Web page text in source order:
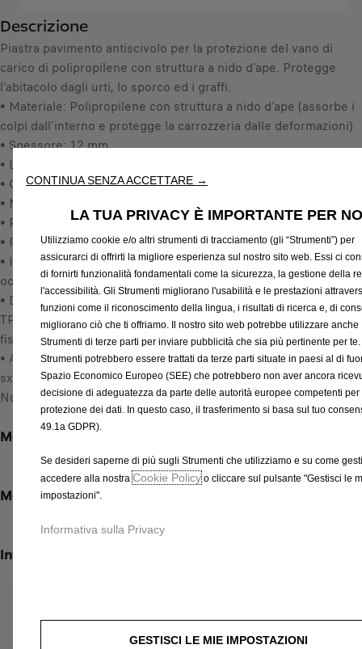
4
€
I
V
A
i
n
l
U
p
d
a
t
e
d
t
:
Descrizione
Piastra pavimento antiscivolo per la protezione del vano di
carico di polipropilene con struttura a nido d'ape. Protegge
l'abitacolo dagli urti, lo sporco ed i graffi.
• Materiale: Polipropilene con struttura a nido d'ape (assorbe i
colpi dall'interno e protegge la carrozzeria dalle deformazioni)
• Spessore: 12 mm
• Look e struttura: antisdrucciolo
• Colore: Nero
• Non si rompe, non si sfilaccia ai bordi
• Resistente all'acqua, quindi facile da pulire
• Preforatura per avvitamento facile e veloce
• Inclusi i listelli di soglia in alluminio e le piastre per gli
occhielli di fissaggio
• Dotaizone: Piastra pavimento con rivestimento antiscivolo
TPO; cunei sotto il pavimento per un fissaggio migliore, 1 kit di
fissaggio, istruzioni di montaggio
• Adatto per la versione cabinata L2 con due porte scorrevoli
sx/dx.
Nota: non adatto per i veicoli con portellone posteriore.
Metodi di pagamento
Metodi di spedizione e restituzione
Informazioni per l'installazione
Prodotti correlati a questo articolo
Potresti essere interessato a questi prodotti correlati
CONTINUA SENZA ACCETTARE →
LA TUA PRIVACY È IMPORTANTE PER
Utilizziamo cookie e/o altri strumenti di tracciamento (gli “Strumenti”) per
assicurarci di offrirti la migliore esperienza sul nostro sito web. Essi ci
di fornirti funzionalità fondamentali come la sicurezza, la gestione della
l'accessibilità. Gli Strumenti migliorano l'usabilità e le prestazioni
funzioni come il riconoscimento della lingua, i risultati di ricerca e, di
migliorano ciò che ti offriamo. Il nostro sito web potrebbe utilizzare anche
Strumenti di terze parti per inviare pubblicità che sia più pertinente per
Strumenti potrebbero essere trattati da terze parti situate in paesi al di
Spazio Economico Europeo (SEE) che potrebbero non aver ancora
decisione di adeguatezza da parte delle autorità europee competenti per
protezione dei dati. In questo caso, il trasferimento si basa sul tuo
49.1a GDPR).
Se desideri saperne di più sugli Strumenti che utilizziamo e su come
accedere alla nostraCookie Policyo cliccare sul pulsante "Gestisci le
impostazioni".
Informativa sulla Privacy
GESTISCI LE MIE IMPOSTAZIONI